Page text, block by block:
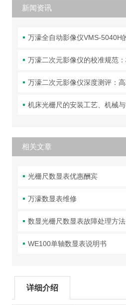
新闻资讯
相关文章
光栅尺数显表优惠酬宾
万濠数显表维修
数显光栅尺数显表故障处理方法
WE100单轴数显表说明书
详细介绍